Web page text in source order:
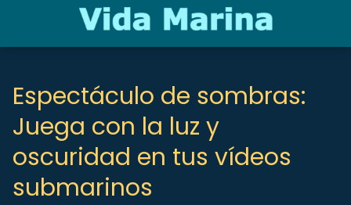
Espectáculo de sombras:
Juega con la luz y
oscuridad en tus vídeos
submarinos